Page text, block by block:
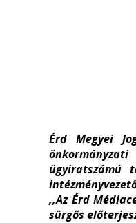
Érd Megyei
ügyiratszámú
,,Az Érd
sürgős